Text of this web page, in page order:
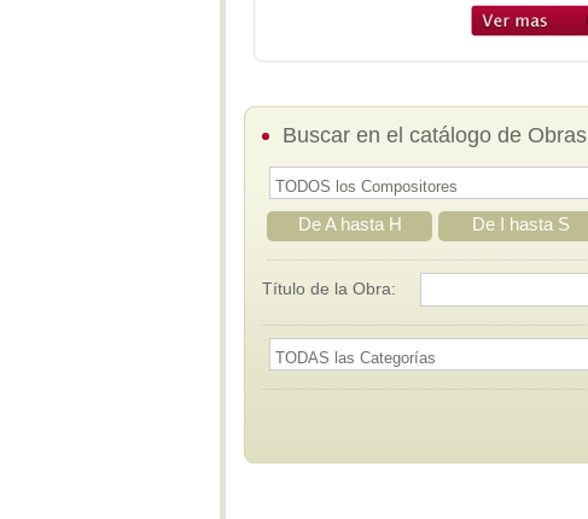
Buscar en el catálogo de Obras
De A hasta H De I hasta S
Título de la Obra: